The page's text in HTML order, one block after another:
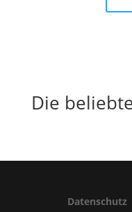
Die
Datenschutz